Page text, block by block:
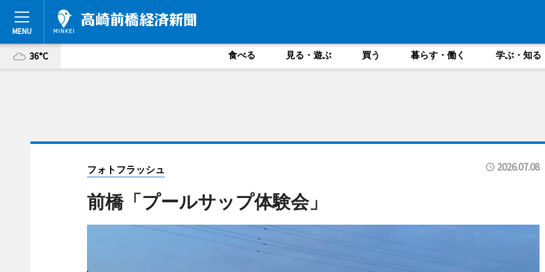
36°C 食べる 見る・遊ぶ 買う 暮らす・働く 学ぶ・知る
フォトフラッシュ 2026.07.08
前橋「プールサップ体験会」